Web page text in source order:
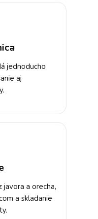
jednoducho
aj
javora a orecha,
a skladanie